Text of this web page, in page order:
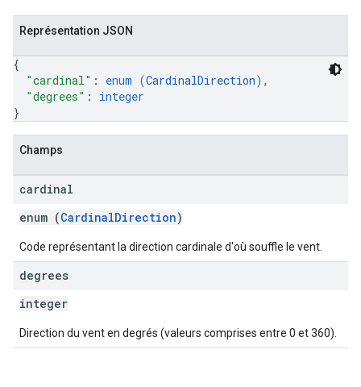
Représentation JSON
{
"cardinal" : enum (CardinalDirection) ,
"degrees" : integer
}
Champs
cardinal
enum (CardinalDirection)
Code représentant la direction cardinale d'où souffle le vent.
degrees
integer
Direction du vent en degrés (valeurs comprises entre 0 et 360).